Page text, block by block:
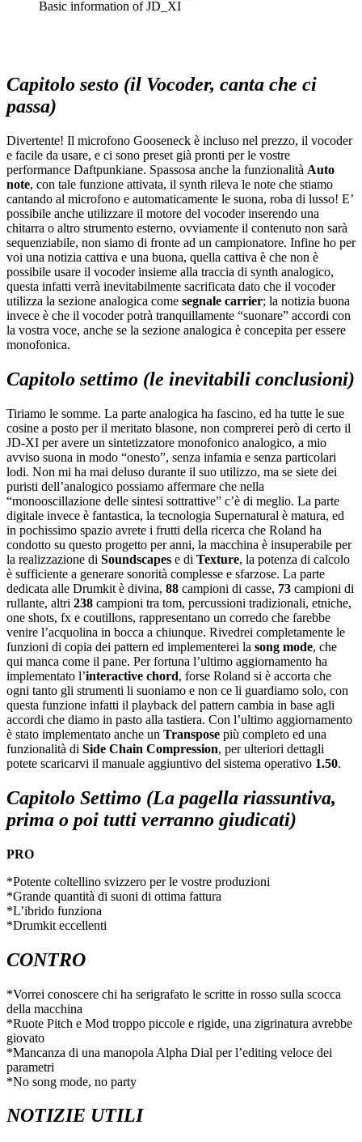
Basic information of JD_XI
Capitolo sesto (il Vocoder, canta che ci
passa)
Divertente! Il microfono Gooseneck è incluso nel prezzo, il vocoder
e facile da usare, e ci sono preset già pronti per le vostre
performance Daftpunkiane. Spassosa anche la funzionalità Auto
note, con tale funzione attivata, il synth rileva le note che stiamo
cantando al microfono e automaticamente le suona, roba di lusso! E’
possibile anche utilizzare il motore del vocoder inserendo una
chitarra o altro strumento esterno, ovviamente il contenuto non sarà
sequenziabile, non siamo di fronte ad un campionatore. Infine ho per
voi una notizia cattiva e una buona, quella cattiva è che non è
possibile usare il vocoder insieme alla traccia di synth analogico,
questa infatti verrà inevitabilmente sacrificata dato che il vocoder
utilizza la sezione analogica come segnale carrier; la notizia buona
invece è che il vocoder potrà tranquillamente “suonare” accordi con
la vostra voce, anche se la sezione analogica è concepita per essere
monofonica.
Capitolo settimo (le inevitabili conclusioni)
Tiriamo le somme. La parte analogica ha fascino, ed ha tutte le sue
cosine a posto per il meritato blasone, non comprerei però di certo il
JD-XI per avere un sintetizzatore monofonico analogico, a mio
avviso suona in modo “onesto”, senza infamia e senza particolari
lodi. Non mi ha mai deluso durante il suo utilizzo, ma se siete dei
puristi dell’analogico possiamo affermare che nella
“monooscillazione delle sintesi sottrattive” c’è di meglio. La parte
digitale invece è fantastica, la tecnologia Supernatural è matura, ed
in pochissimo spazio avrete i frutti della ricerca che Roland ha
condotto su questo progetto per anni, la macchina è insuperabile per
la realizzazione di Soundscapes e di Texture, la potenza di calcolo
è sufficiente a generare sonorità complesse e sfarzose. La parte
dedicata alle Drumkit è divina, 88 campioni di casse, 73 campioni di
rullante, altri 238 campioni tra tom, percussioni tradizionali, etniche,
one shots, fx e coutillons, rappresentano un corredo che farebbe
venire l’acquolina in bocca a chiunque. Rivedrei completamente le
funzioni di copia dei pattern ed implementerei la song mode, che
qui manca come il pane. Per fortuna l’ultimo aggiornamento ha
implementato l’interactive chord, forse Roland si è accorta che
ogni tanto gli strumenti li suoniamo e non ce li guardiamo solo, con
questa funzione infatti il playback del pattern cambia in base agli
accordi che diamo in pasto alla tastiera. Con l’ultimo aggiornamento
è stato implementato anche un Transpose più completo ed una
funzionalità di Side Chain Compression, per ulteriori dettagli
potete scaricarvi il manuale aggiuntivo del sistema operativo 1.50.
Capitolo Settimo (La pagella riassuntiva,
prima o poi tutti verranno giudicati)
PRO
*Potente coltellino svizzero per le vostre produzioni
*Grande quantità di suoni di ottima fattura
*L’ibrido funziona
*Drumkit eccellenti
CONTRO
*Vorrei conoscere chi ha serigrafato le scritte in rosso sulla scocca
della macchina
*Ruote Pitch e Mod troppo piccole e rigide, una zigrinatura avrebbe
giovato
*Mancanza di una manopola Alpha Dial per l’editing veloce dei
parametri
*No song mode, no party
NOTIZIE UTILI